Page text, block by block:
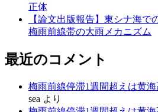
正体
【論文出版報告】東シナ海で
梅雨前線帯の大雨メカニズム
最近のコメント
梅雨前線停滞1週間超えは黄
sea より